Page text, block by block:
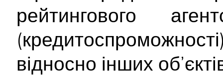
рейтингового
відносно інших